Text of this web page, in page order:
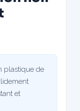
plastique de
et